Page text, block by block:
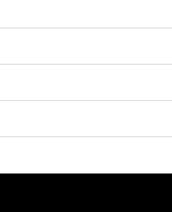
điều trị các cơn động